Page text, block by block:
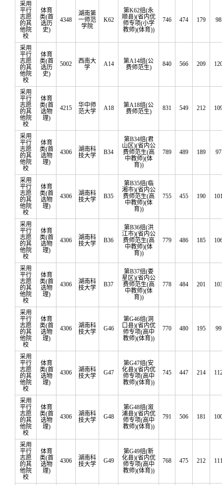
采用
平行
志愿
的其
他院
校
体育
类(首
选历
史)
4348
湖南第
一师范
学院
K62
第K62组(永
顺县)(省内优
师专项(小学
教师)(体育))
746 474 179 98
采用
平行
志愿
的其
他院
校
体育
类(首
选历
史)
5002
西南大
学
A14
第A14组(公
费师范生)
840 566 209
采用
平行
志愿
的其
他院
校
体育
类(首
选物
理)
4215
华中师
范大学
A18
第A18组(公
费师范生)
831 549 212
采用
平行
志愿
的其
他院
校
体育
类(首
选物
理)
4306
湖南科
技大学
B34
第B34组(君
山区)(省内公
费师范生(高
中教师)(体
育))
789 489 189 97
采用
平行
志愿
的其
他院
校
体育
类(首
选物
理)
4306
湖南科
技大学
B35
第B35组(临
湘市)(省内公
费师范生(高
中教师)(体
育))
755 455 190
采用
平行
志愿
的其
他院
校
体育
类(首
选物
理)
4306
湖南科
技大学
B36
第B36组(洪
江市)(省内公
费师范生(高
中教师)(体
育))
779 486 185
采用
平行
志愿
的其
他院
校
体育
类(首
选物
理)
4306
湖南科
技大学
B37
第B37组(娄
星区)(省内公
费师范生(高
中教师)(体
育))
778 484 201
采用
平行
志愿
的其
他院
校
体育
类(首
选物
理)
4306
湖南科
技大学
G46
第G46组(洞
口县)(省内优
师专项(高中
教师)(体育))
770 480 195 99
采用
平行
志愿
的其
他院
校
体育
类(首
选物
理)
4306
湖南科
技大学
G47
第G47组(安
化县)(省内优
师专项(高中
教师)(体育))
745 447 214
采用
平行
志愿
的其
他院
校
体育
类(首
选物
理)
4306
湖南科
技大学
G48
第G48组(溆
浦县)(省内优
师专项(高中
教师)(体育))
791 506 181
采用
平行
志愿
的其
他院
校
体育
类(首
选物
理)
4306
湖南科
技大学
G49
第G49组(新
化县)(省内优
师专项(高中
教师)(体育))
768 475 212